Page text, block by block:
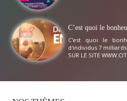
C’est quoi le
C'est quoi le
d'individus 7
SUR LE SITE